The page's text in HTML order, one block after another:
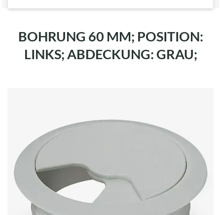
BOHRUNG 60 MM; POSITION:
LINKS; ABDECKUNG: GRAU;